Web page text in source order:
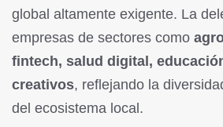
global altamente exigente. La
empresas de sectores como
fintech, salud digital,
creativos, reflejando la
del ecosistema local.